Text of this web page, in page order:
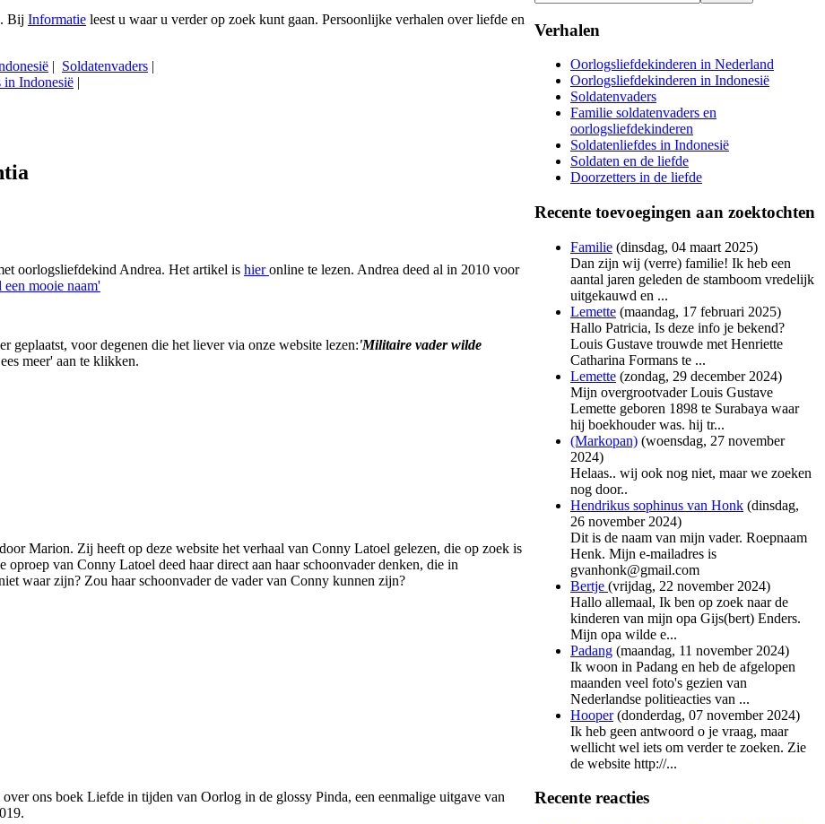
Bij Informatie leest u waar u verder op zoek kunt gaan. Persoonlijke verhalen over liefde en
| Soldatenvaders |
in Indonesië |
oorlogsliefdekind Andrea. Het artikel is hieronline te lezen. Andrea deed al in 2010 voor
mooie naam'
geplaatst, voor degenen die het liever via onze website lezen:'Militaire vader wilde
meer' aan te klikken.
Marion. Zij heeft op deze website het verhaal van Conny Latoel gelezen, die op zoek is
van Conny Latoel deed haar direct aan haar schoonvader denken, die in
waar zijn? Zou haar schoonvader de vader van Conny kunnen zijn?
ons boek Liefde in tijden van Oorlog in de glossy Pinda, een eenmalige uitgave van
Verhalen
Oorlogsliefdekinderen in Nederland
Oorlogsliefdekinderen in Indonesië
Soldatenvaders
Familie soldatenvaders en
oorlogsliefdekinderen
Soldatenliefdes in Indonesië
Soldaten en de liefde
Doorzetters in de liefde
Recente toevoegingen aan zoektochten
Familie (dinsdag, 04 maart 2025)
Dan zijn wij (verre) familie! Ik heb een
aantal jaren geleden de stamboom vredelijk
uitgekauwd en ...
Lemette (maandag, 17 februari 2025)
Hallo Patricia, Is deze info je bekend?
Louis Gustave trouwde met Henriette
Catharina Formans te ...
Lemette (zondag, 29 december 2024)
Mijn overgrootvader Louis Gustave
Lemette geboren 1898 te Surabaya waar
hij boekhouder was. hij tr...
(Markopan) (woensdag, 27 november
2024)
Helaas.. wij ook nog niet, maar we zoeken
nog door..
Hendrikus sophinus van Honk (dinsdag,
26 november 2024)
Dit is de naam van mijn vader. Roepnaam
Henk. Mijn e-mailadres is
gvanhonk@gmail.com
Bertje (vrijdag, 22 november 2024)
Hallo allemaal, Ik ben op zoek naar de
kinderen van mijn opa Gijs(bert) Enders.
Mijn opa wilde e...
Padang (maandag, 11 november 2024)
Ik woon in Padang en heb de afgelopen
maanden veel foto's gezien van
Nederlandse politieacties van ...
Hooper(donderdag, 07 november 2024)
Ik heb geen antwoord o je vraag, maar
wellicht wel iets om verder te zoeken. Zie
de website http://...
Recente reacties